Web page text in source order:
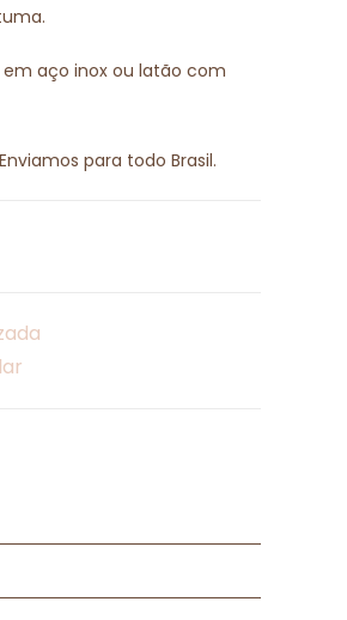
aço inox ou latão com
para todo Brasil.